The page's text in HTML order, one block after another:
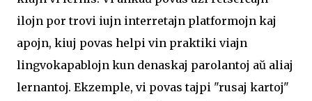
ilojn por trovi iujn interretajn platformojn kaj
apojn, kiuj povas helpi vin praktiki viajn
lingvokapablojn kun denaskaj parolantoj aŭ aliaj
lernantoj. Ekzemple, vi povas tajpi "rusaj kartoj"